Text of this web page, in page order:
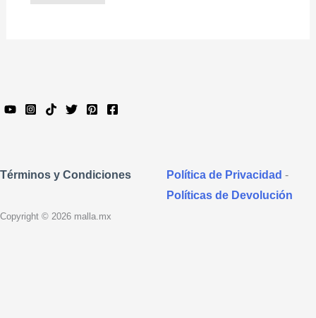
Términos y Condiciones Política de Privacidad -
Políticas de Devolución
Copyright © 2026 malla.mx